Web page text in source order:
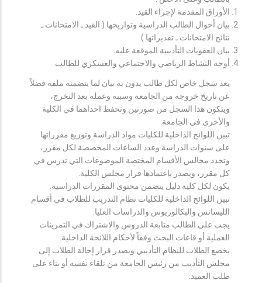
الأوراق المقدمة لإجراء القيد.
بيان أحوال الطالب الدراسية وتواريخها ( القيد ـ الامتحانات ـ
نتائح الامتحانات ـ تقديراتها ).
بيان العقوبات التأديبية الموقعة عليه.
أوجه النشاط الرياضي والاجتماعي والعسكري للطالب.
يعد سجل خاص لكل طالب يدون به بيان لما يتضمنه ملفه فضلاً
عن تاريخ خروجه من الجامعة وسببه وعمله بعد التخرج،
ويتكون هذا السجل من صورتين وتحفظ احداهما في الكلية
والأخرى في الجامعة.
تبين اللوائح الداخلية للكليات مواد الدراسة وتوزيع مقرراتها
على سنوات الدراسة وعدد الساعات المخصصة لكل مقرر،
وتحدد مجالس الأقسام المختصة الموضوعات التي تدرس في
كل مقرر، ويصدر باعتمادها قرار مجلس الكلية.
يكون لكل كلية دليل يتضمن محتوى المقررات الدراسية.
تبين اللوائح الداخلية للكليات نظام التدريب للطلاب في أقسام
الليسانس والبكالوريوس والدراسات العليا.
يجب على الطالب متابعة الدروس والاشتراك في التمرينات
العملية أو قاعات البحث وفقاً لأحكام اللائحة الداخلية.
يخضع الطلاب للنظام التأديبي ويصدر قرار إحالة الطلاب إلى
مجلس التأديب من رئيس الجامعة من تلقاء نفسه أو بناء على
طلب العميد.